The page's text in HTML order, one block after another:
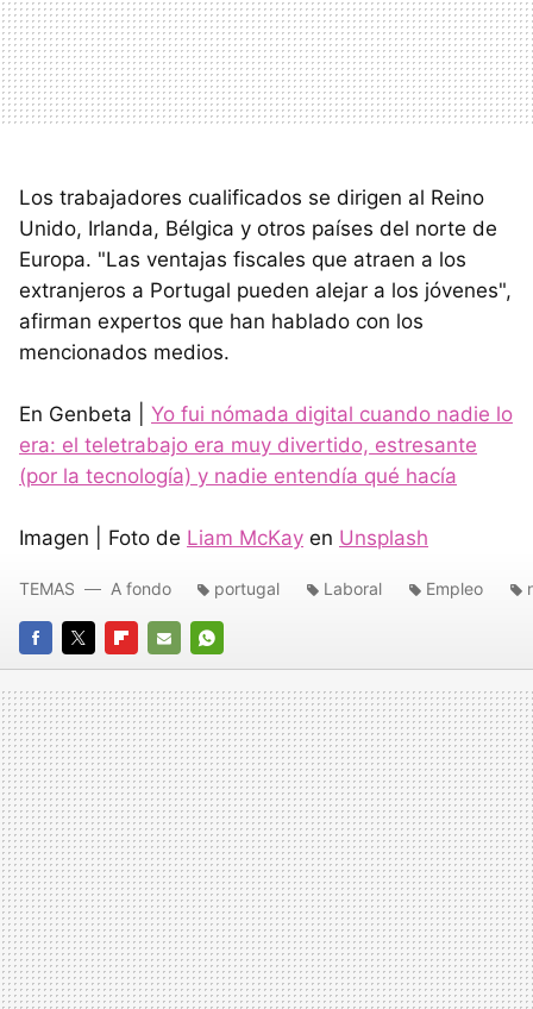
Los trabajadores cualificados se dirigen al Reino
Unido, Irlanda, Bélgica y otros países del norte de
Europa. "Las ventajas fiscales que atraen a los
extranjeros a Portugal pueden alejar a los jóvenes",
afirman expertos que han hablado con los
mencionados medios.
En Genbeta | Yo fui nómada digital cuando nadie lo
era: el teletrabajo era muy divertido, estresante
(por la tecnología) y nadie entendía qué hacía
Imagen | Foto de Liam McKay en Unsplash
FACEBOOK
TWITTERFLIPBOARD
E-
MAIL
WHATSAPP
TEMAS A fondo portugal Laboral Empleo